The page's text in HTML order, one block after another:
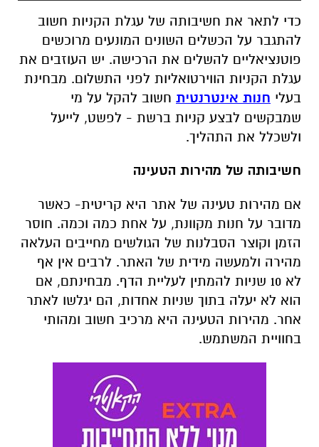
כדי לתאר את חשיבותה של עגלת הקניות חשוב
להתגבר על הכשלים השונים המונעים מרוכשים
פוטנציאליים להשלים את הרכישה. יש העוזבים את
עגלת הקניות הווירטואליות לפני התשלום. מבחינת
בעלי חנות אינטרנטית חשוב להקל על מי
שמבקשים לבצע קניות ברשת - לפשט, לייעל
ולשכלל את התהליך.
חשיבותה של מהירות הטעינה
אם מהירות טעינה של אתר היא קריטית- כאשר
מדובר על חנות מקוונת, על אחת כמה וכמה. חוסר
הזמן וקוצר הסבלנות של הגולשים מחייבים העלאה
מהירה ולמעשה מידית של האתר. לרבים אין אף
לא 10 שניות להמתין לעליית הדף. מבחינתם, אם
הוא לא יעלה בתוך שניות אחדות, הם יגלשו לאתר
אחר. מהירות הטעינה היא מרכיב חשוב ומהותי
בחוויית המשתמש.